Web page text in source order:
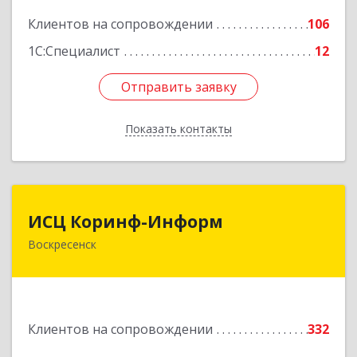
Клиентов на сопровождении
106
1С:Специалист
12
Отправить заявку
Показать контакты
Отправить заявку
Назад
ИСЦ Коринф-Информ
Воскресенск
Клиентов на сопровождении 332
ИСЦ Коринф-Информ
140200, Московская обл, Воскресенский р-н,
Подробнее